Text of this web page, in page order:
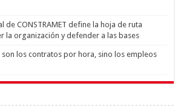
de CONSTRAMET define la hoja de ruta
la organización y defender a las bases
los contratos por hora, sino los empleos